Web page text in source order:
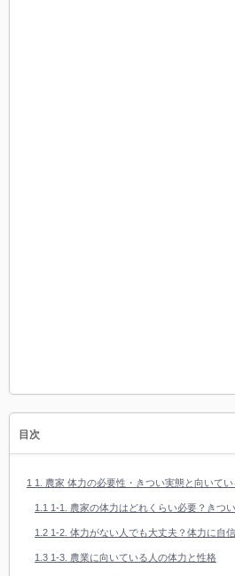
目次
1 1. 農家 体力の必要性・きつい実態と向いてい
1.1 1-1. 農家の体力はどれくらい必要？きつ
1.2 1-2. 体力がない人でも大丈夫？体力に自
1.3 1-3. 農業に向いている人の体力と性格